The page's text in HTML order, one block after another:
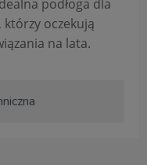
podłoga dla
oczekują
na lata.